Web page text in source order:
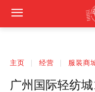
主页 经营 服装商
广州国际轻纺